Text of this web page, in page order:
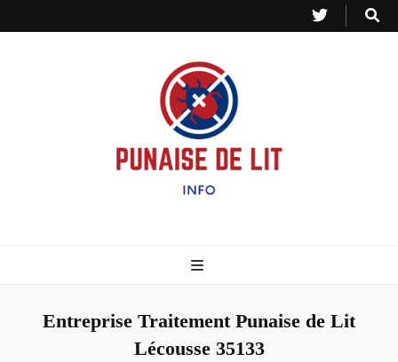
– Info
Entreprise Traitement Punaise de Lit
Lécousse 35133